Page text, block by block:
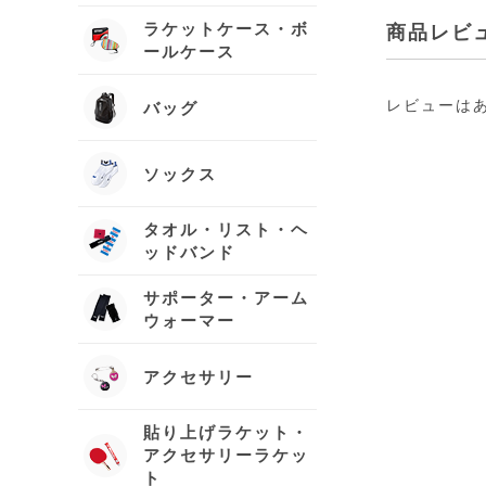
商品レビ
レビューは
ラケットケース・ボ
ールケース
バッグ
ソックス
タオル・リスト・ヘ
ッドバンド
サポーター・アーム
ウォーマー
アクセサリー
貼り上げラケット・
アクセサリーラケッ
ト